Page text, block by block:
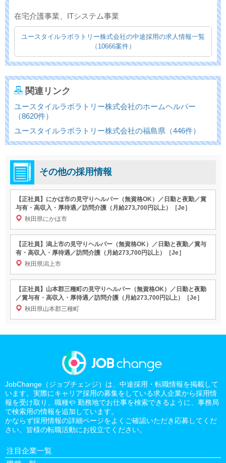
在宅介護事業、ITシステム事業
ユースタイルラボラトリー株式会社の中途採用の求人情報一覧
（10666案件）
関連リンク
ユースタイルラボラトリー株式会社のホームヘルパー
（8620件）
ユースタイルラボラトリー株式会社の福島県（446件）
その他の採用情報
【正社員】にかほ市の見守りヘルパー（無資格OK）／日勤と夜勤／賞
与有・高収入・厚待遇／訪問介護（月給273,700円以上）［Je］
秋田県にかほ市
【正社員】潟上市の見守りヘルパー（無資格OK）／日勤と夜勤／賞与
有・高収入・厚待遇／訪問介護（月給273,700円以上）［Je］
秋田県潟上市
【正社員】山本郡三種町の見守りヘルパー（無資格OK）／日勤と夜勤
／賞与有・高収入・厚待遇／訪問介護（月給273,700円以上）［Je］
秋田県山本郡三種町
JobChange（ジョブチェンジ）は、中途採用・転職情報を掲載して
います。実際にキャリア採用の募集をしている求人企業から採用情
報を受け取り、職種や 勤務地でお仕事を検索できるように、事務局
で検索用の情報を追加しています。
かならず採用情報の詳細ページをよくご確認いただき応募してくだ
さい。皆様の転職活動にお役立てください。
注目企業一覧